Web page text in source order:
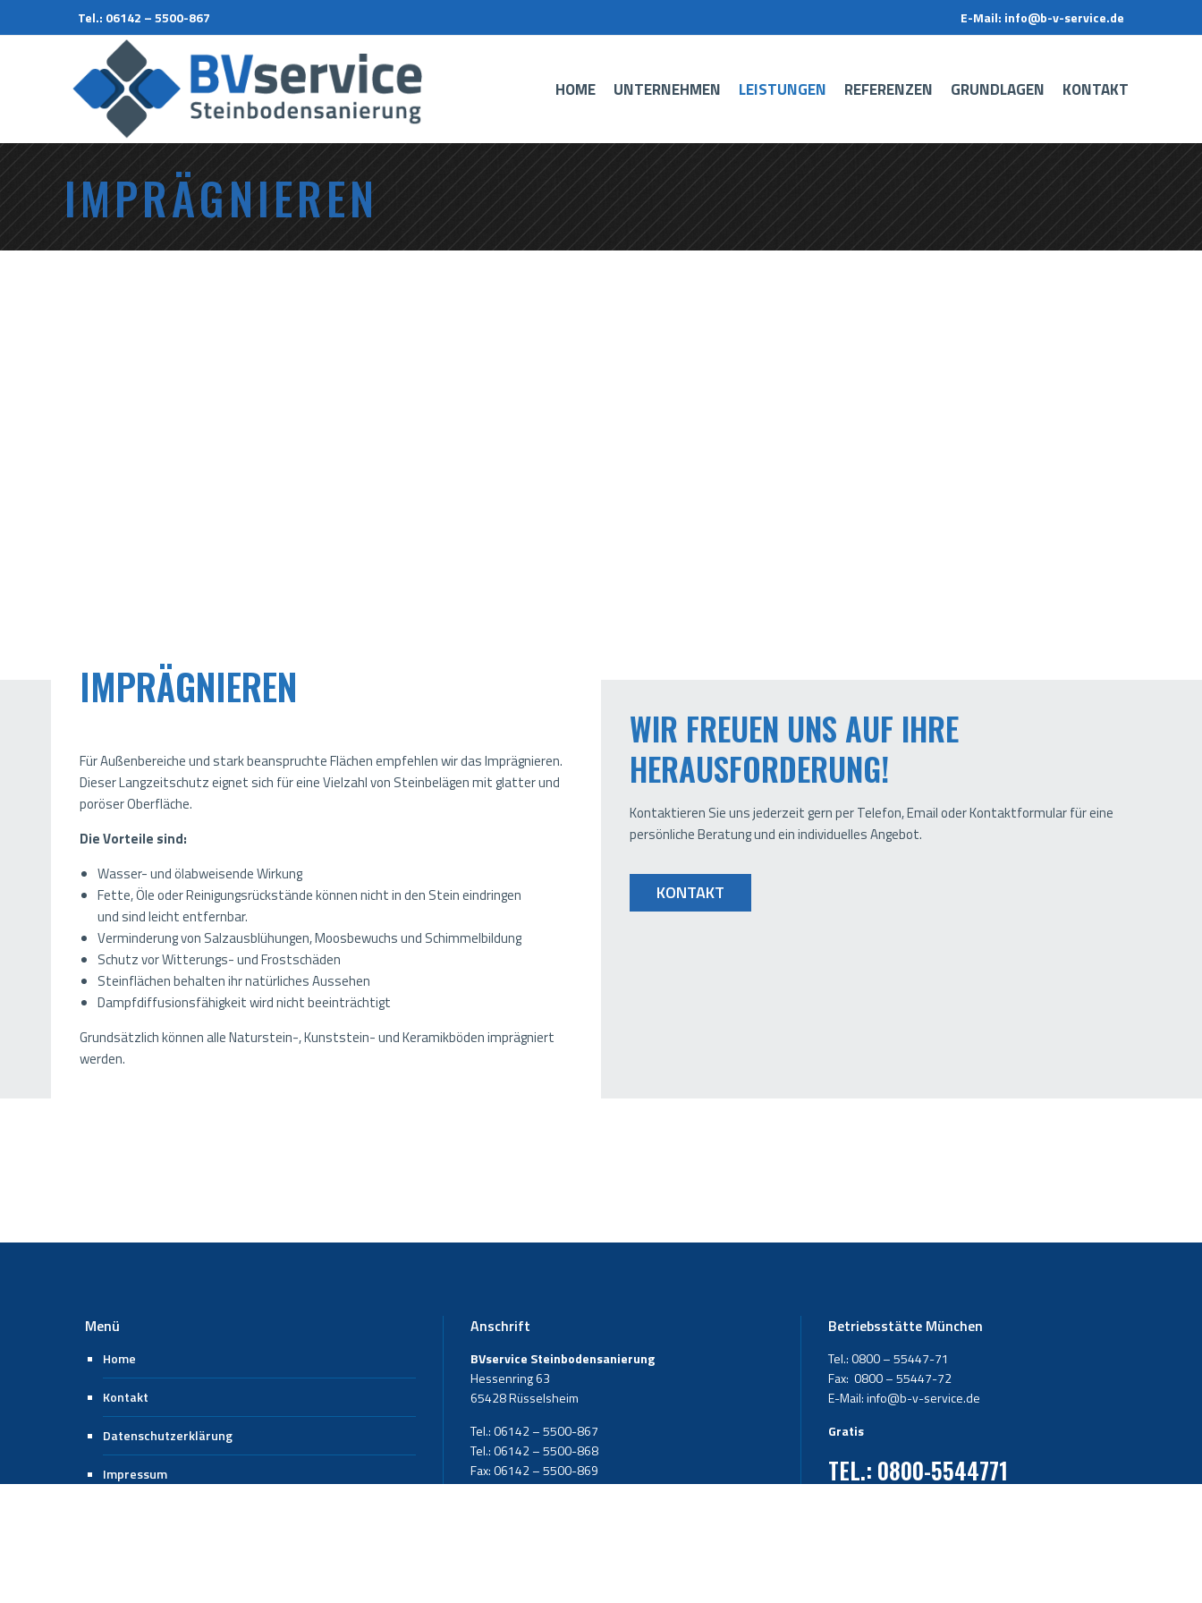
Tel.: 06142 – 5500-867 E-Mail: info@b-v-service.de
HOME UNTERNEHMEN LEISTUNGEN REFERENZEN GRUNDLAGEN KONTAKT
IMPRÄGNIEREN
IMPRÄGNIEREN
Für Außenbereiche und stark beanspruchte Flächen empfehlen wir das Imprägnieren.
Dieser Langzeitschutz eignet sich für eine Vielzahl von Steinbelägen mit glatter und
poröser Oberfläche.
Die Vorteile sind:
Wasser- und ölabweisende Wirkung
Fette, Öle oder Reinigungsrückstände können nicht in den Stein eindringen
und sind leicht entfernbar.
Verminderung von Salzausblühungen, Moosbewuchs und Schimmelbildung
Schutz vor Witterungs- und Frostschäden
Steinflächen behalten ihr natürliches Aussehen
Dampfdiffusionsfähigkeit wird nicht beeinträchtigt
Grundsätzlich können alle Naturstein-, Kunststein- und Keramikböden imprägniert
werden.
WIR FREUEN UNS AUF IHRE
HERAUSFORDERUNG!
Kontaktieren Sie uns jederzeit gern per Telefon, Email oder Kontaktformular für eine
persönliche Beratung und ein individuelles Angebot.
KONTAKT
Menü
Home
Kontakt
Datenschutzerklärung
Impressum
Anschrift
BVservice Steinbodensanierung
Hessenring 63
65428 Rüsselsheim
Tel.: 06142 – 5500-867
Tel.: 06142 – 5500-868
Fax: 06142 – 5500-869
E-Mail: info@b-v-service.de
Betriebsstätte München
Tel.: 0800 – 55447-71
Fax: 0800 – 55447-72
E-Mail: info@b-v-service.de
Gratis
TEL.: 0800-5544771